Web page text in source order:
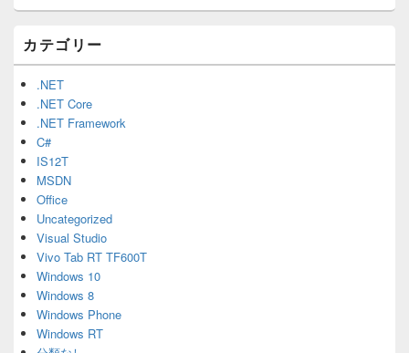
サ
ド
バ
ー
ウ
ジ
ェ
ッ
ト
エ
リ
カテゴリー
.NET
.NET Core
.NET Framework
C#
IS12T
MSDN
Office
Uncategorized
Visual Studio
Vivo Tab RT TF600T
Windows 10
Windows 8
Windows Phone
Windows RT